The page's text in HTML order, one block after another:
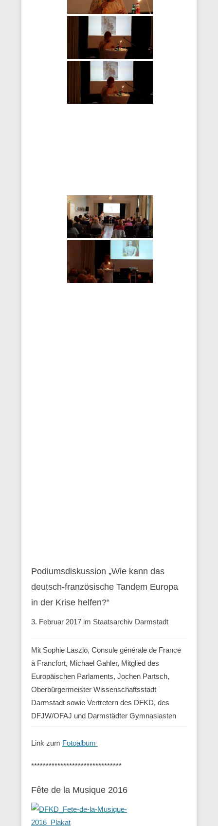
Podiumsdiskussion „Wie kann das
deutsch-französische Tandem Europa
in der Krise helfen?“
3. Februar 2017 im Staatsarchiv Darmstadt
Mit Sophie Laszlo, Consule générale de France
à Francfort, Michael Gahler, Mitglied des
Europäischen Parlaments, Jochen Partsch,
Oberbürgermeister Wissenschaftsstadt
Darmstadt sowie Vertretern des DFKD, des
DFJW/OFAJ und Darmstädter Gymnasiasten
Link zum Fotoalbum
*******************************
Fête de la Musique 2016